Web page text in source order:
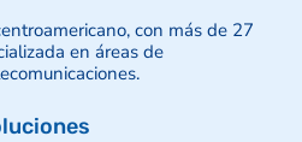
con más de 27
en áreas de